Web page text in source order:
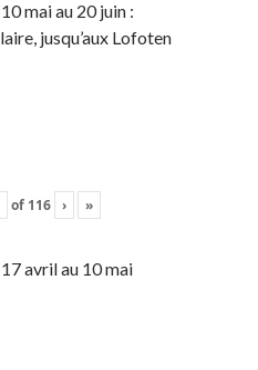
mai au 20 juin :
jusqu’aux Lofoten
of 116 › »
avril au 10 mai